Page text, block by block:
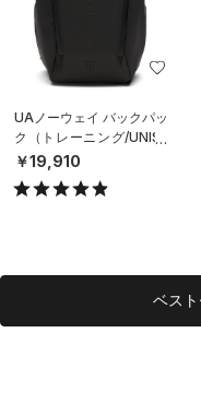
UAノーウェイ バックパッ
ク（トレーニング/UNISE
X）
￥19,910
ベス